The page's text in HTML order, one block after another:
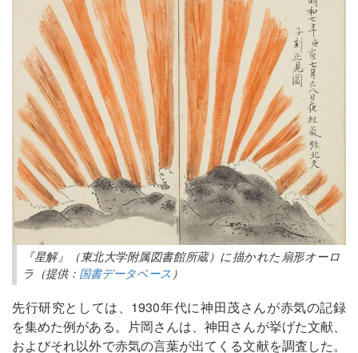
『星解』（東北大学附属図書館所蔵）に描かれた扇形オーロ
ラ（提供： 国書データベース ）
先行研究としては、1930年代に神田茂さんが赤気の記録
を集めた例がある。片岡さんは、神田さんが挙げた文献、
およびそれ以外で赤気の言葉が出てくる文献を調査した。